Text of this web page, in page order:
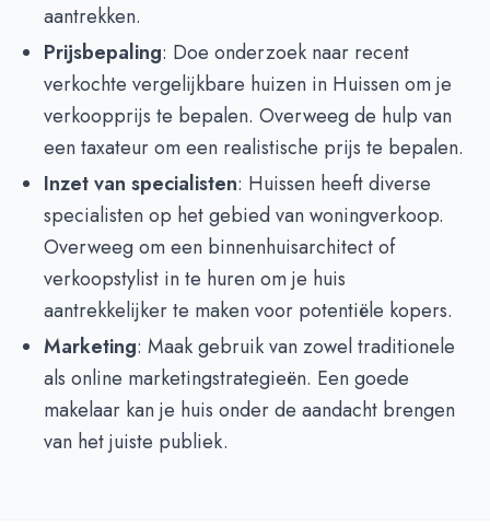
aantrekken.
Prijsbepaling: Doe onderzoek naar recent
verkochte vergelijkbare huizen in Huissen om je
verkoopprijs te bepalen. Overweeg de hulp van
een taxateur om een realistische prijs te bepalen.
Inzet van specialisten: Huissen heeft diverse
specialisten op het gebied van woningverkoop.
Overweeg om een binnenhuisarchitect of
verkoopstylist in te huren om je huis
aantrekkelijker te maken voor potentiële kopers.
Marketing: Maak gebruik van zowel traditionele
als online marketingstrategieën. Een goede
makelaar kan je huis onder de aandacht brengen
van het juiste publiek.